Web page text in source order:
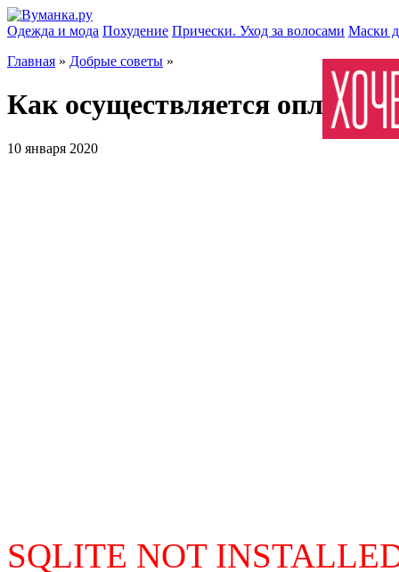
Одежда и мода Похудение Прически. Уход за волосами Маски
Главная » Добрые советы »
Как осуществляется оплата в
10 января 2020
SQLITE NOT